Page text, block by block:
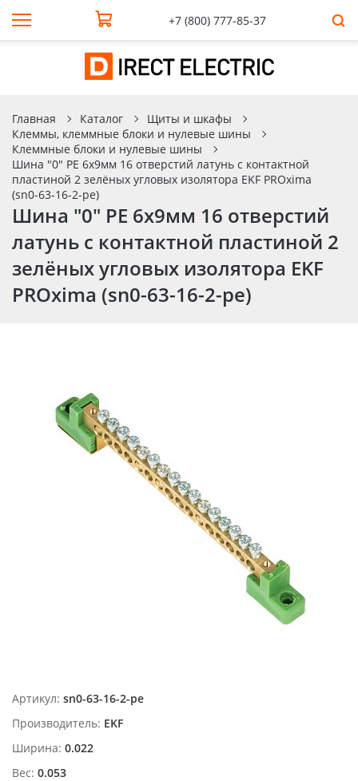
+7 (800) 777-85-37
Главная Каталог
Щиты и шкафы
Клеммы, клеммные блоки и нулевые шины
Клеммные блоки и нулевые шины
Шина "0" PE 6x9мм 16 отверстий латунь с контактной
пластиной 2 зелёных угловых изолятора EKF PROxima
(sn0-63-16-2-pe)
Шина "0" PE 6x9мм 16 отверстий
латунь с контактной пластиной 2
зелёных угловых изолятора EKF
PROxima (sn0-63-16-2-pe)
Артикул: sn0-63-16-2-pe
Производитель: EKF
Ширина: 0.022
Вес: 0.053